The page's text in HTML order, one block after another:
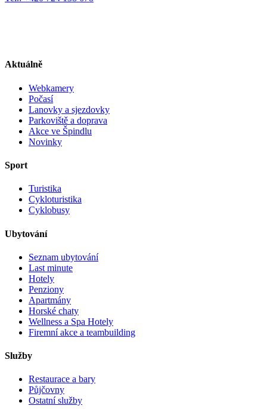
Aktuálně
Webkamery
Počasí
Lanovky a sjezdovky
Parkoviště a doprava
Akce ve Špindlu
Novinky
Sport
Turistika
Cykloturistika
Cyklobusy
Ubytování
Seznam ubytování
Last minute
Hotely
Penziony
Apartmány
Horské chaty
Wellness a Spa Hotely
Firemní akce a teambuilding
Služby
Restaurace a bary
Půjčovny
Ostatní služby